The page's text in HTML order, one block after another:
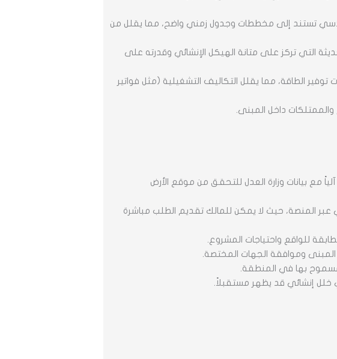
تستند إلى مخططات وجدول زمني واضح، مما يقلل من
التي تركز على متانة الهيكل الإنشائي وقدرته على
توفير الطاقة، مما يقلل التكاليف التشغيلية (مثل فواتير
والممتلكات داخل المبنى.
مع بيانات وزارة العدل للتحقق من موقع الأرض
المنصة، حيث لا يمكن للمالك تقديم الطلب مباشرة
للواقع واحتياجات المشروع.
المبنى وموافقة الجهات المختصة.
بها في المنطقة.
خلل إنشائي قد يظهر مستقبلاً.